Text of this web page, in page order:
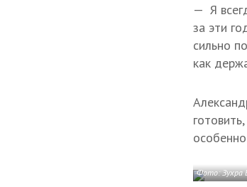
— Я
за эти
сильно
как
Фото: Зухра